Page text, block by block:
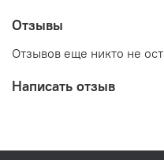
Отзывы
Отзывов еще никто не
Написать отзыв